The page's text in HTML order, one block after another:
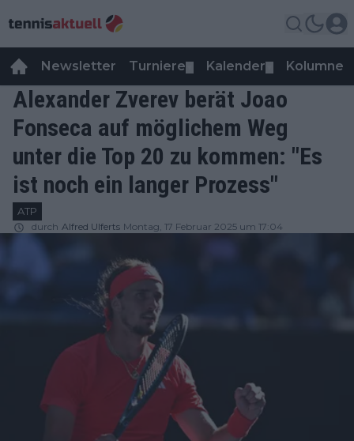
Newsletter Turniere Kalender Kolumnen
Alexander Zverev berät Joao
Fonseca auf möglichem Weg
unter die Top 20 zu kommen: "Es
ist noch ein langer Prozess"
ATP
durch Alfred Ulferts Montag, 17 Februar 2025 um 17:04